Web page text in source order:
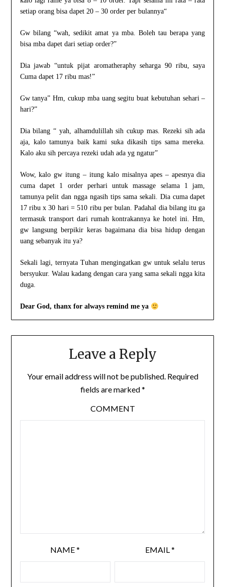
setiap orang bisa dapet 20 – 30 order per bulannya“
Gw bilang “wah, sedikit amat ya mba. Boleh tau berapa yang
bisa mba dapet dari setiap order?”
Dia jawab “untuk pijat aromatheraphy seharga 90 ribu, saya
Cuma dapet 17 ribu mas!”
Gw tanya” Hm, cukup mba uang segitu buat kebutuhan sehari –
hari?”
Dia bilang “ yah, alhamdulillah sih cukup mas. Rezeki sih ada
aja, kalo tamunya baik kami suka dikasih tips sama mereka.
Kalo aku sih percaya rezeki udah ada yg ngatur”
Wow, kalo gw itung – itung kalo misalnya apes – apesnya dia
cuma dapet 1 order perhari untuk massage selama 1 jam,
tamunya pelit dan ngga ngasih tips sama sekali. Dia cuma dapet
17 ribu x 30 hari = 510 ribu per bulan. Padahal dia bilang itu ga
termasuk transport dari rumah kontrakannya ke hotel ini. Hm,
gw langsung berpikir keras bagaimana dia bisa hidup dengan
uang sebanyak itu ya?
Sekali lagi, ternyata Tuhan mengingatkan gw untuk selalu terus
bersyukur. Walau kadang dengan cara yang sama sekali ngga kita
duga.
Dear God, thanx for always remind me ya
Leave a Reply
Your email address will not be published.Required
fields are marked*
COMMENT
NAME* EMAIL*